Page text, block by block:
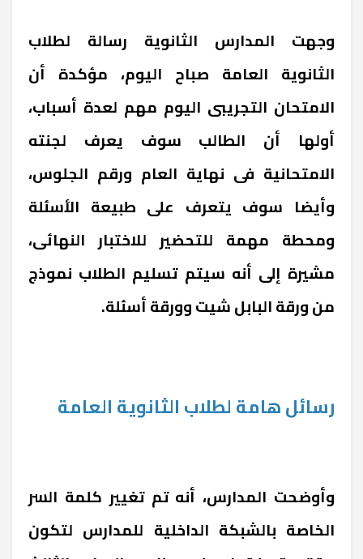
وجهت المدارس الثانوية رسالة لطلاب
الثانوية العامة صباح اليوم، مؤكدة أن
الامتحان التجريبى اليوم مهم لعدة أسباب،
أولها أن الطالب سوف يعرف لجنته
الامتحانية فى نهاية العام ورقم الجلوس،
وأيضا سوف يتعرف على طبيعة الأسئلة
ومحطة مهمة للتحضير للاختبار النهائى،
مشيرة إلى أنه سيتم تسليم الطلاب نموذج
من ورقة البابل شيت وورقة أسئلة.
رسائل هامة لطلاب الثانوية العامة
وأوضحت المدارس، أنه تم تغيير كلمة السر
الخاصة بالشبكة الداخلية للمدارس لتكون